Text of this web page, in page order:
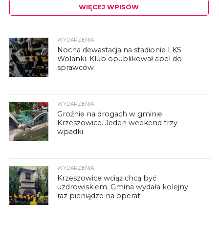
WIĘCEJ WPISÓW
WYDARZENIA
Nocna dewastacja na stadionie LKS
Wolanki. Klub opublikował apel do
sprawców
WYDARZENIA
Groźnie na drogach w gminie
Krzeszowice. Jeden weekend trzy
wpadki
WYDARZENIA
Krzeszowice wciąż chcą być
uzdrowiskiem. Gmina wydała kolejny
raz pieniądze na operat